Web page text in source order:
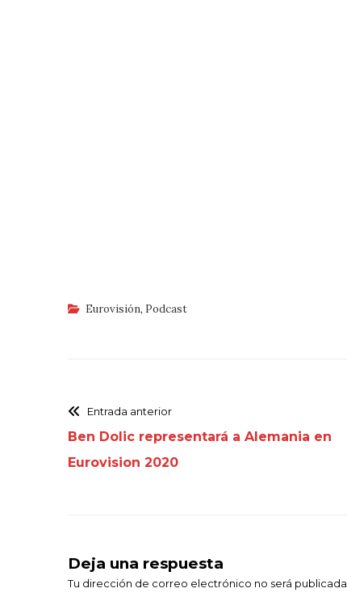
Eurovisión, Podcast
Entrada anterior
Ben Dolic representará a Alemania en
Eurovision 2020
Deja una respuesta
Tu dirección de correo electrónico no será publicada.